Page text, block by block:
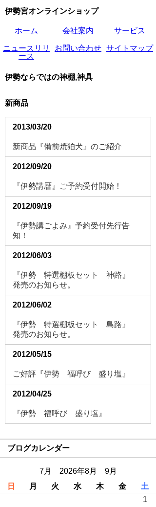
伊勢宮オンラインショップ
ホーム 会社案内 サービス
ニュースリリ
ース
お問い合わせ サイトマップ
伊勢ならではの神棚,神具
新商品
2013/03/20
新商品『備前焼狛犬』のご紹介
2012/09/20
『伊勢講暦』ご予約受付開始！
2012/09/19
『伊勢講ごよみ』予約受付先行告
知！
2012/06/03
『伊勢 特選棚板セット 神路』
発売のお知らせ。
2012/06/02
『伊勢 特選棚板セット 島路』
発売のお知らせ。
2012/05/15
ご好評『伊勢 福呼び 盛り塩』
2012/04/25
『伊勢 福呼び 盛り塩』
ブログカレンダー
7月 2026年8月 9月
日
月 火 水 木 金
土
1